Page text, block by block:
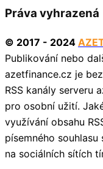
Práva vyhrazená
© 2017 - 2024
Publikování nebo
azetfinance.cz je
RSS kanály serveru
pro osobní užití.
využívání obsahu
písemného
na sociálních sítích